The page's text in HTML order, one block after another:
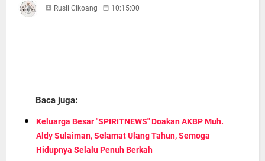
Rusli Cikoang 10:15:00
Baca juga:
Keluarga Besar "SPIRITNEWS" Doakan AKBP Muh.
Aldy Sulaiman, Selamat Ulang Tahun, Semoga
Hidupnya Selalu Penuh Berkah